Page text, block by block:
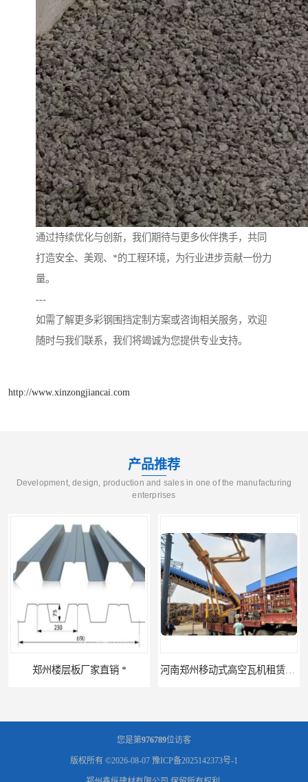
通过持续优化与创新，我们期待与更多伙伴携手，共同
打造安全、美观、*的工程环境，为行业进步贡献一份力
量。
---
如需了解更多彩钢围挡定制方案或咨询相关服务，欢迎
随时与我们联系，我们将竭诚为您提供专业支持。
http://www.xinzongjiancai.com
产品推荐
Development, design, production and sales in one of the manufacturing
enterprises
河南郑州移动式高空瓦机租赁公司 提高施工效率
您是第976789位访客
版权所有 ©2026-08-07 豫ICP备2025142373号-1